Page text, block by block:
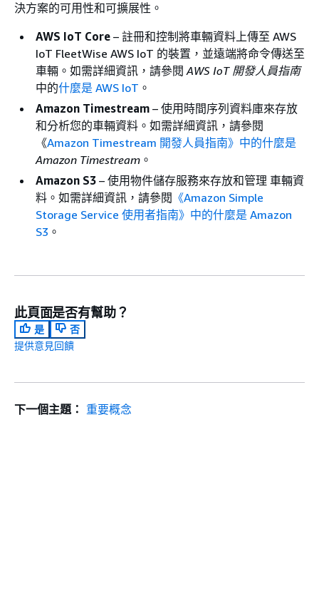
決方案的可用性和可擴展性。
AWS IoT Core – 註冊和控制將車輛資料上傳至 AWS
IoT FleetWise AWS IoT 的裝置，並遠端將命令傳送至
車輛。如需詳細資訊，請參閱AWS IoT 開發人員指南
中的什麼是 AWS IoT 。
Amazon Timestream – 使用時間序列資料庫來存放
和分析您的車輛資料。如需詳細資訊，請參閱
《Amazon Timestream 開發人員指南》中的什麼是
Amazon Timestream 。
Amazon S3 – 使用物件儲存服務來存放和管理 車輛資
料。如需詳細資訊，請參閱 《Amazon Simple
Storage Service 使用者指南》中的什麼是 Amazon
S3 。
此頁面是否有幫助？
是
否
提供意見回饋
下一個主題： 重要概念